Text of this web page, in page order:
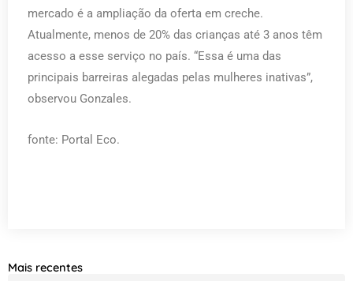
mercado é a ampliação da oferta em creche.
Atualmente, menos de 20% das crianças até 3 anos têm
acesso a esse serviço no país. “Essa é uma das
principais barreiras alegadas pelas mulheres inativas”,
observou Gonzales.
fonte: Portal Eco.
Mais recentes